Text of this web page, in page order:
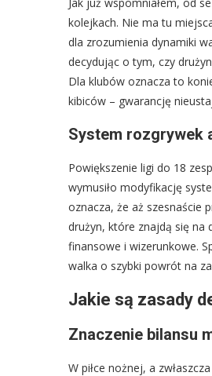
kolejkach. Nie ma tu
dla zrozumienia dynamiki
decydując o tym, czy
Dla klubów oznacza to
kibiców – gwarancję
System rozgrywek
Powiększenie ligi do 18
wymusiło modyfikację
oznacza, że aż szesnaście
drużyn, które znajdą się na
finansowe i wizerunkowe.
walka o szybki powrót na
Jakie są zasady
Znaczenie bilansu
W piłce nożnej, a